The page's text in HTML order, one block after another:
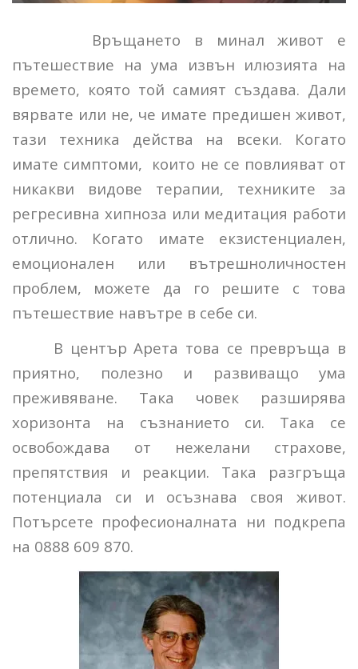
Връщането в минал живот е
пътешествие на ума извън илюзията на
времето, която той самият създава. Дали
вярвате или не, че имате предишен живот,
тази техника действа на всеки. Когато
имате симптоми, които не се повлияват от
никакви видове терапии, техниките за
регресивна хипноза или медитация работи
отлично. Когато имате екзистенциален,
емоционален или вътрешноличностен
проблем, можете да го решите с това
пътешествие навътре в себе си.
В център Арета това се превръща в
приятно, полезно и развиващо ума
преживяване. Така човек разширява
хоризонта на съзнанието си. Така се
освобождава от нежелани страхове,
препятствия и реакции. Така разгръща
потенциала си и осъзнава своя живот.
Потърсете професионалната ни подкрепа
на 0888 609 870.